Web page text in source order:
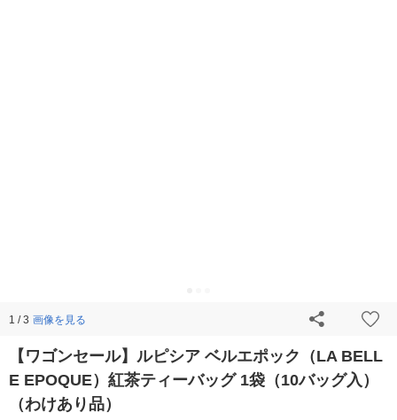
1 / 3 画像を見る
【ワゴンセール】ルピシア ベルエポック（LA BELL
E EPOQUE）紅茶ティーバッグ 1袋（10バッグ入）
（わけあり品）